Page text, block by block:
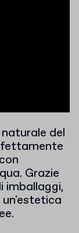
del
Grazie
imballaggi,